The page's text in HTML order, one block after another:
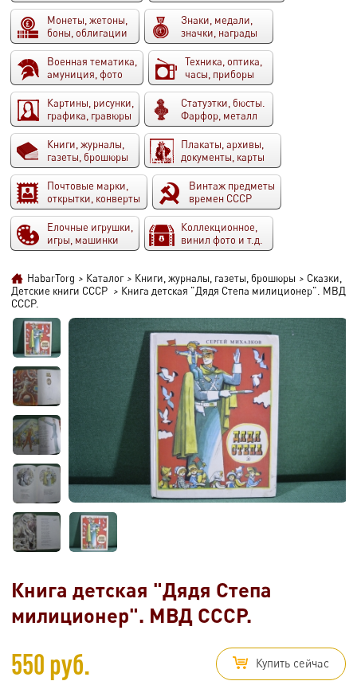
Монеты, жетоны,
боны, облигации
Знаки, медали,
значки, награды
Военная тематика,
амуниция, фото
Техника, оптика,
часы, приборы
Картины, рисунки,
графика, гравюры
Статуэтки, бюсты.
Фарфор, металл
Книги, журналы,
газеты, брошюры
Плакаты, архивы,
документы, карты
Почтовые марки,
открытки, конверты
Винтаж предметы
времен СССР
Елочные игрушки,
игры, машинки
Коллекционное,
винил фото и т.д.
HabarTorg > Каталог > Книги, журналы, газеты, брошюры > Сказки,
Детские книги СССР > Книга детская "Дядя Степа милиционер". МВД
СССР.
Книга детская "Дядя Степа
милиционер". МВД СССР.
550 руб. Купить сейчас